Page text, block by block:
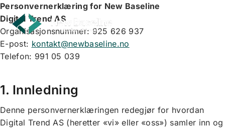
Skip
to
content
Personvernerklæring for New Baseline
Digital Trend AS
Organisasjonsnummer: 925 626 937
E-post: kontakt@newbaseline.no
Telefon: 991 05 039
1. Innledning
Denne personvernerklæringen redegjør for hvordan
Digital Trend AS (heretter «vi» eller «oss») samler inn og